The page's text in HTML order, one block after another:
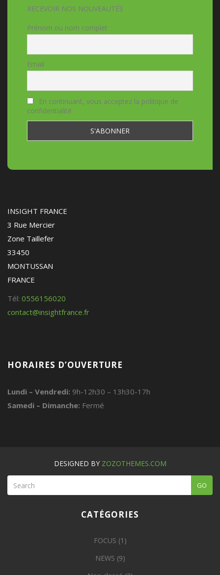
RECEVOIR NOS NOUVEAUTÉS
Prénom ou nom complet
Email
En continuant, vous acceptez la politique de
confidentialité
INSIGHT FRANCE
3 Rue Mercier
Zone Taillefer
33450
MONTUSSAN
FRANCE
Tél: 0556156020
contact@insightfrance.fr
HORAIRES D’OUVERTURE
Lundi – Vendredi: 9h-12h30 – 13h30-17h
Samedi – Dimanche: Fermé
DESIGNED BY ZOZOTHEMES.COM
GO
CATÉGORIES
FOCUS (1)
NEWS (9)